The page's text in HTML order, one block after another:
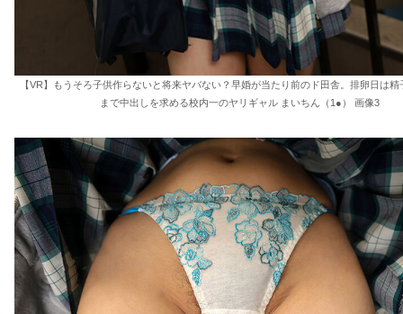
【VR】もうそろ子供作らないと将来ヤバない？早婚が当たり前のド田舎。排卵日は精
まで中出しを求める校内一のヤリギャル まいちん（1●） 画像3